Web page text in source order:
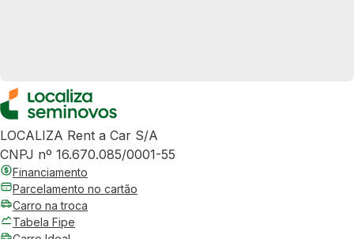
LOCALIZA Rent a Car S/A
CNPJ nº 16.670.085/0001-55
Financiamento
Parcelamento no cartão
Carro na troca
Tabela Fipe